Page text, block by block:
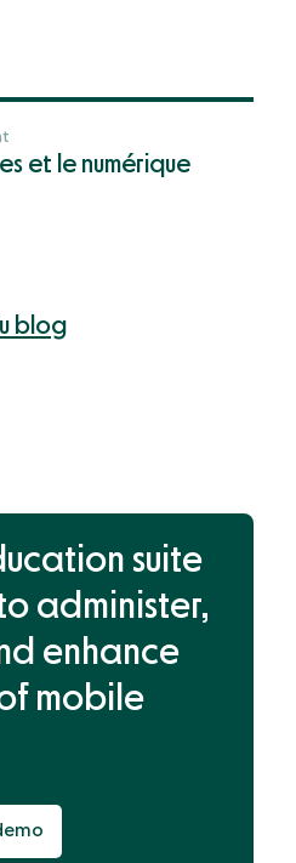
et le numérique
blog
suite
administer,
enhance
mobile